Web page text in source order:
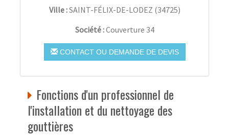
Ville :SAINT-FÉLIX-DE-LODEZ (34725)
Société :Couverture 34
CONTACT OU DEMANDE DE DEVIS
Fonctions d'un professionnel de
l'installation et du nettoyage des
gouttières